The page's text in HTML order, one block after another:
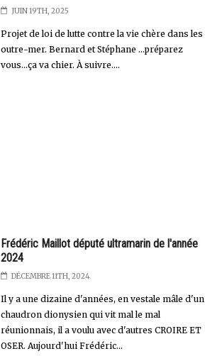
JUIN 19TH, 2025
Projet de loi de lutte contre la vie chère dans les
outre-mer. Bernard et Stéphane ...préparez
vous...ça va chier. À suivre....
Frédéric Maillot député ultramarin de l'année
2024
DÉCEMBRE 11TH, 2024
Il y a une dizaine d'années, en vestale mâle d'un
chaudron dionysien qui vit mal le mal
réunionnais, il a voulu avec d'autres CROIRE ET
OSER. Aujourd'hui Frédéric...